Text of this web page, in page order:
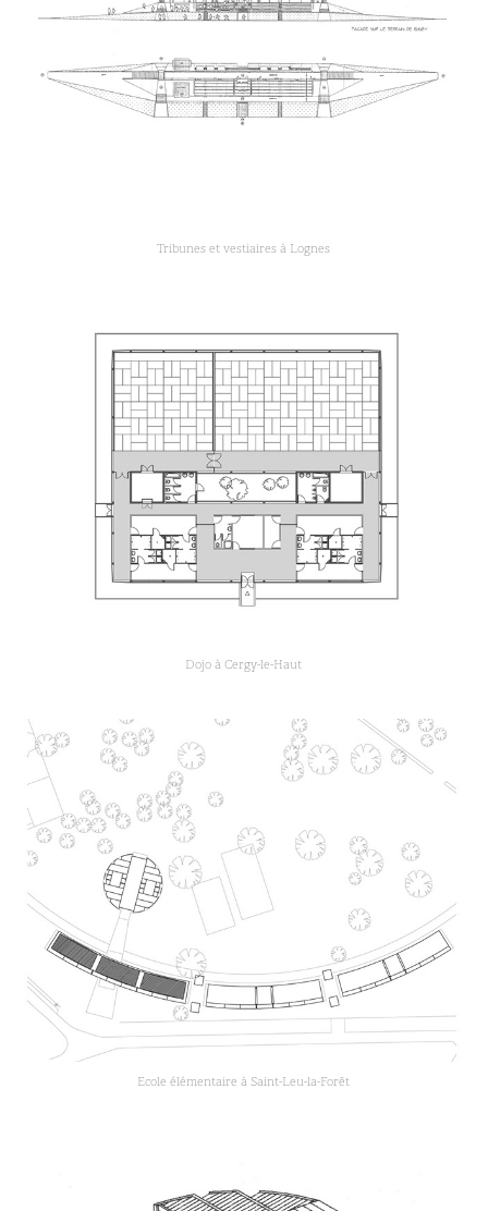
Tribunes et vestiaires à Lognes
Dojo à Cergy-le-Haut
Ecole élémentaire à Saint-Leu-la-Forêt